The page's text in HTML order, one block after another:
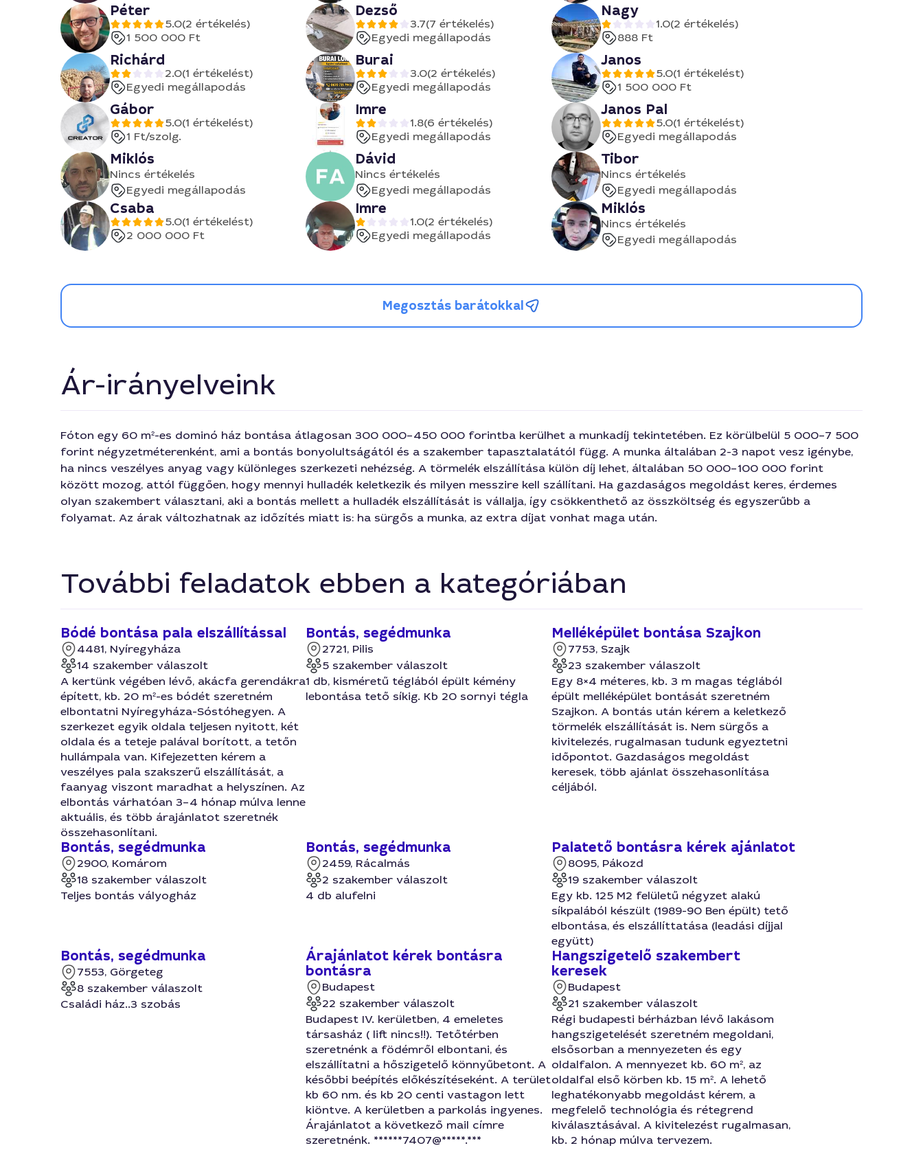
Péter
5.0(2 értékelés)
1 500 000 Ft
Dezső
3.7(7 értékelés)
Egyedi megállapodás
Nagy
1.0(2 értékelés)
888 Ft
Richárd
2.0(1 értékelést)
Egyedi megállapodás
Burai
3.0(2 értékelés)
Egyedi megállapodás
Janos
5.0(1 értékelést)
1 500 000 Ft
Gábor
5.0(1 értékelést)
1 Ft/szolg.
Imre
1.8(6 értékelés)
Egyedi megállapodás
Janos Pal
5.0(1 értékelést)
Egyedi megállapodás
Miklós
Nincs értékelés
Egyedi megállapodás
Dávid
Nincs értékelés
Egyedi megállapodás
Tibor
Nincs értékelés
Egyedi megállapodás
Csaba
5.0(1 értékelést)
2 000 000 Ft
Imre
1.0(2 értékelés)
Egyedi megállapodás
Miklós
Nincs értékelés
Egyedi megállapodás
Megosztás barátokkal
Ár-irányelveink
Fóton egy 60 m²-es dominó ház bontása átlagosan 300 000–450 000 forintba kerülhet a munkadíj tekintetében. Ez körülbelül 5 000–7 500
forint négyzetméterenként, ami a bontás bonyolultságától és a szakember tapasztalatától függ. A munka általában 2-3 napot vesz igénybe,
ha nincs veszélyes anyag vagy különleges szerkezeti nehézség. A törmelék elszállítása külön díj lehet, általában 50 000–100 000 forint
között mozog, attól függően, hogy mennyi hulladék keletkezik és milyen messzire kell szállítani. Ha gazdaságos megoldást keres, érdemes
olyan szakembert választani, aki a bontás mellett a hulladék elszállítását is vállalja, így csökkenthető az összköltség és egyszerűbb a
folyamat. Az árak változhatnak az időzítés miatt is: ha sürgős a munka, az extra díjat vonhat maga után.
További feladatok ebben a kategóriában
Bódé bontása pala elszállítással
4481, Nyíregyháza
14 szakember válaszolt
A kertünk végében lévő, akácfa gerendákra
épített, kb. 20 m²-es bódét szeretném
elbontatni Nyíregyháza-Sóstóhegyen. A
szerkezet egyik oldala teljesen nyitott, két
oldala és a teteje palával borított, a tetőn
hullámpala van. Kifejezetten kérem a
veszélyes pala szakszerű elszállítását, a
faanyag viszont maradhat a helyszínen. Az
elbontás várhatóan 3–4 hónap múlva lenne
aktuális, és több árajánlatot szeretnék
összehasonlítani.
Bontás, segédmunka
2721, Pilis
5 szakember válaszolt
1 db, kisméretű téglából épült kémény
lebontása tető síkig. Kb 20 sornyi tégla
Melléképület bontása Szajkon
7753, Szajk
23 szakember válaszolt
Egy 8×4 méteres, kb. 3 m magas téglából
épült melléképület bontását szeretném
Szajkon. A bontás után kérem a keletkező
törmelék elszállítását is. Nem sürgős a
kivitelezés, rugalmasan tudunk egyeztetni
időpontot. Gazdaságos megoldást
keresek, több ajánlat összehasonlítása
céljából.
Bontás, segédmunka
2900, Komárom
18 szakember válaszolt
Teljes bontás vályogház
Bontás, segédmunka
2459, Rácalmás
2 szakember válaszolt
4 db alufelni
Palatető bontásra kérek ajánlatot
8095, Pákozd
19 szakember válaszolt
Egy kb. 125 M2 felületű négyzet alakú
síkpalából készült (1989-90 Ben épült) tető
elbontása, és elszállíttatása (leadási díjjal
együtt)
Bontás, segédmunka
7553, Görgeteg
8 szakember válaszolt
Családi ház..3 szobás
Árajánlatot kérek bontásra
bontásra
Budapest
22 szakember válaszolt
Budapest IV. kerületben, 4 emeletes
társasház ( lift nincs!!). Tetőtérben
szeretnénk a födémről elbontani, és
elszállítatni a hőszigetelő könnyűbetont. A
későbbi beépítés előkészítéseként. A terület
kb 60 nm. és kb 20 centi vastagon lett
kiöntve. A kerületben a parkolás ingyenes.
Árajánlatot a következő mail címre
szeretnénk. ******7407@*****.***
Hangszigetelő szakembert
keresek
Budapest
21 szakember válaszolt
Régi budapesti bérházban lévő lakásom
hangszigetelését szeretném megoldani,
elsősorban a mennyezeten és egy
oldalfalon. A mennyezet kb. 60 m², az
oldalfal első körben kb. 15 m². A lehető
leghatékonyabb megoldást kérem, a
megfelelő technológia és rétegrend
kiválasztásával. A kivitelezést rugalmasan,
kb. 2 hónap múlva tervezem.